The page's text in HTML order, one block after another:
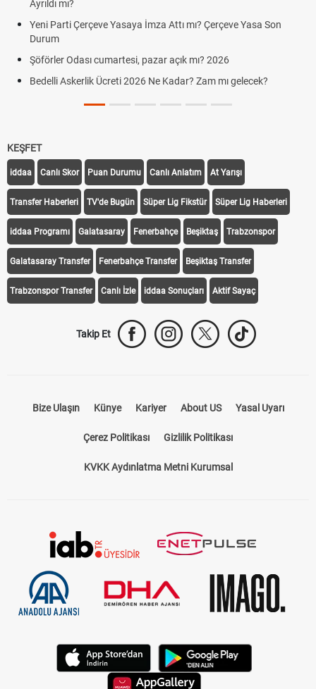
Yasaya İmza Attı mı? Çerçeve Yasa Son
cumartesi, pazar açık mı? 2026
Ücreti 2026 Ne Kadar? Zam mı gelecek?
Cumartesi ve
Hazırlık Maçı
KEŞFET
iddaa Canlı Skor Puan Durumu Canlı Anlatım At Yarışı
Transfer Haberleri TV'de Bugün Süper Lig Fikstür Süper Lig Haberleri
iddaa Programı Galatasaray Fenerbahçe Beşiktaş Trabzonspor
Galatasaray Transfer Fenerbahçe Transfer Beşiktaş Transfer
Trabzonspor Transfer Canlı İzle iddaa Sonuçları Aktif Sayaç
Takip Et
Bize Ulaşın Künye Kariyer About US Yasal Uyarı
Çerez Politikası Gizlilik Politikası
KVKK Aydınlatma Metni Kurumsal